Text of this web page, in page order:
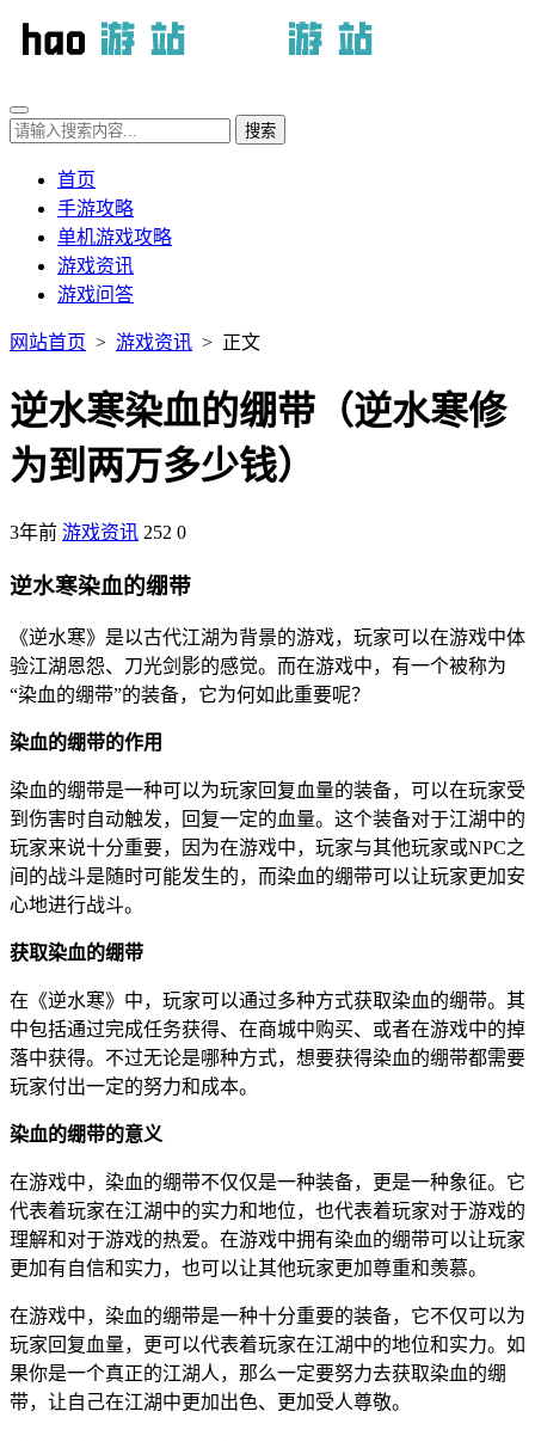
首页
手游攻略
单机游戏攻略
游戏资讯
游戏问答
网站首页 > 游戏资讯 > 正文
逆水寒染血的绷带（逆水寒修
为到两万多少钱）
3年前 游戏资讯 252 0
逆水寒染血的绷带
《逆水寒》是以古代江湖为背景的游戏，玩家可以在游戏中体
验江湖恩怨、刀光剑影的感觉。而在游戏中，有一个被称为
“染血的绷带”的装备，它为何如此重要呢？
染血的绷带的作用
染血的绷带是一种可以为玩家回复血量的装备，可以在玩家受
到伤害时自动触发，回复一定的血量。这个装备对于江湖中的
玩家来说十分重要，因为在游戏中，玩家与其他玩家或NPC之
间的战斗是随时可能发生的，而染血的绷带可以让玩家更加安
心地进行战斗。
获取染血的绷带
在《逆水寒》中，玩家可以通过多种方式获取染血的绷带。其
中包括通过完成任务获得、在商城中购买、或者在游戏中的掉
落中获得。不过无论是哪种方式，想要获得染血的绷带都需要
玩家付出一定的努力和成本。
染血的绷带的意义
在游戏中，染血的绷带不仅仅是一种装备，更是一种象征。它
代表着玩家在江湖中的实力和地位，也代表着玩家对于游戏的
理解和对于游戏的热爱。在游戏中拥有染血的绷带可以让玩家
更加有自信和实力，也可以让其他玩家更加尊重和羡慕。
在游戏中，染血的绷带是一种十分重要的装备，它不仅可以为
玩家回复血量，更可以代表着玩家在江湖中的地位和实力。如
果你是一个真正的江湖人，那么一定要努力去获取染血的绷
带，让自己在江湖中更加出色、更加受人尊敬。